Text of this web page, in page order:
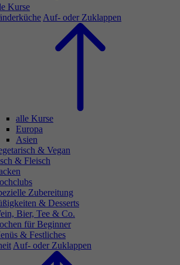
Kurse
Auf- oder Zuklappen
alle Kurse
Europa
Asien
& Vegan
& Fleisch
Zubereitung
& Desserts
Bier, Tee & Co.
für Beginner
& Festliches
Auf- oder Zuklappen